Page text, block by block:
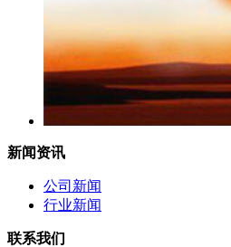
新闻资讯
公司新闻
行业新闻
联系我们